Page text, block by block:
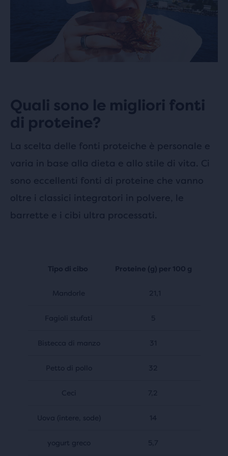
Quali sono le migliori fonti
di proteine?
La scelta delle fonti proteiche è personale e
varia in base alla dieta e allo stile di vita. Ci
sono eccellenti fonti di proteine che vanno
oltre i classici integratori in polvere, le
barrette e i cibi ultra processati.
Tipo di cibo Proteine (g) per 100 g
Mandorle 21,1
Fagioli stufati 5
Bistecca di manzo 31
Petto di pollo 32
Ceci 7,2
Uova (intere, sode) 14
yogurt greco 5,7